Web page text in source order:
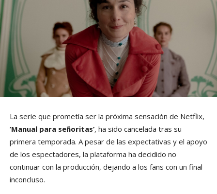
La serie que prometía ser la próxima sensación de Netflix,
‘Manual para señoritas’, ha sido cancelada tras su
primera temporada. A pesar de las expectativas y el apoyo
de los espectadores, la plataforma ha decidido no
continuar con la producción, dejando a los fans con un final
inconcluso.